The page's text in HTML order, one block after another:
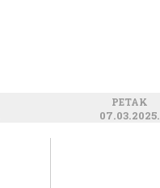
PETAK
07.03.2025.